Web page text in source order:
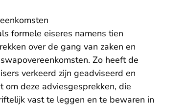
formele eiseres namens tien
over de gang van zaken en
Zo heeft de
verkeerd zijn geadviseerd en
deze adviesgesprekken, die
vast te leggen en te bewaren in